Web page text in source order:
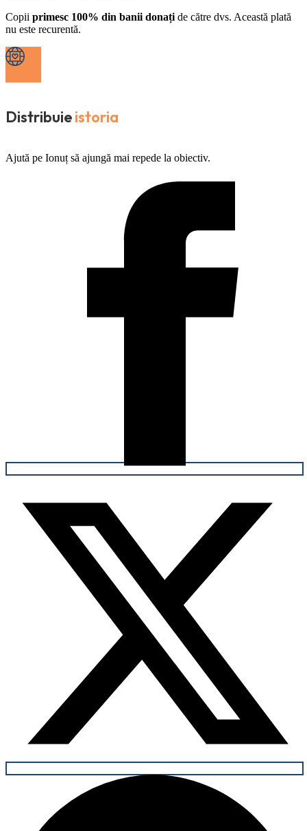
Copii primesc 100% din banii donați de către dvs. Această plată
nu este recurentă.
Distribuieistoria
Ajută pe Ionuț să ajungă mai repede la obiectiv.